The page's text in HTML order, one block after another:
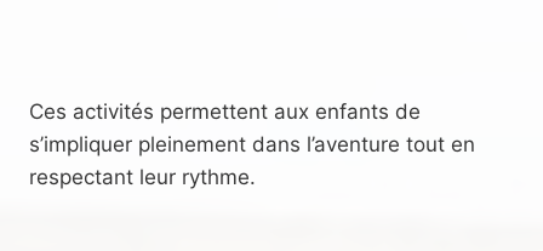
Ces activités permettent aux enfants de
s’impliquer pleinement dans l’aventure tout en
respectant leur rythme.